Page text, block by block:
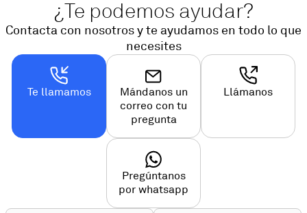
¿Te podemos ayudar?
Contacta con nosotros y te ayudamos en todo lo que
necesites
Te llamamos
Mándanos un
correo con tu
pregunta
Llámanos
Pregúntanos
por whatsapp